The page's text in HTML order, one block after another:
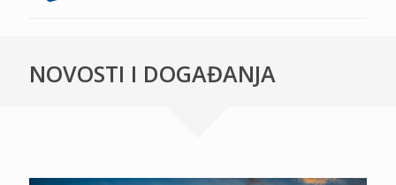
NOVOSTI I DOGAĐANJA